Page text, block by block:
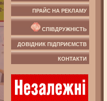
ПРАЙС НА РЕКЛАМУ
СПІВДРУЖНІСТЬ
ДОВІДНИК ПІДПРИЄМСТВ
КОНТАКТИ